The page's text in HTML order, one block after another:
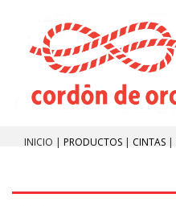
INICIO | PRODUCTOS | CINTAS |